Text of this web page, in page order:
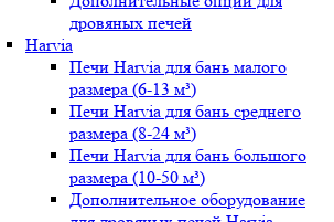
дровяных печей
Harvia
Печи Harvia для бань малого
размера (6-13 м³)
Печи Harvia для бань среднего
размера (8-24 м³)
Печи Harvia для бань большого
размера (10-50 м³)
Дополнительное оборудование